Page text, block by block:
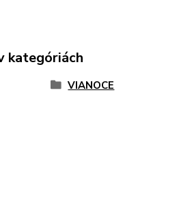
kategóriách
VIANOCE